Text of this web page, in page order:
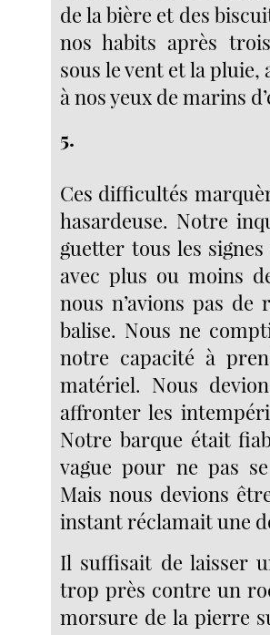
de la bière et des
nos habits après
sous le vent et la
à nos yeux de marins
5.
Ces difficultés
hasardeuse. Notre
guetter tous les
avec plus ou moins
nous n’avions pas
balise. Nous ne
notre capacité à
matériel. Nous
affronter les
Notre barque était
vague pour ne pas
Mais nous devions
instant réclamait une
Il suffisait de laisser
trop près contre un
morsure de la pierre